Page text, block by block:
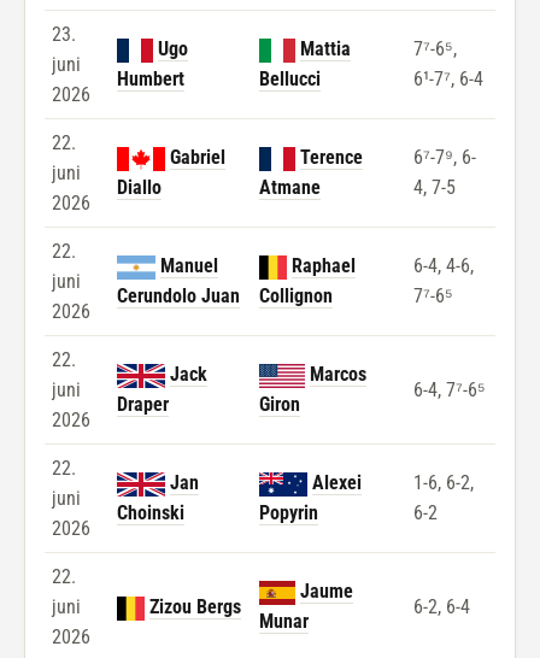
23.
juni
2026
Ugo
Humbert
Mattia
Bellucci
7⁷-6⁵,
6¹-7⁷, 6-4
22.
juni
2026
Gabriel
Diallo
Terence
Atmane
6⁷-7⁹, 6-
4, 7-5
22.
juni
2026
Manuel
Cerundolo Juan
Raphael
Collignon
6-4, 4-6,
7⁷-6⁵
22.
juni
2026
Jack
Draper
Marcos
Giron
6-4, 7⁷-6⁵
22.
juni
2026
Jan
Choinski
Alexei
Popyrin
1-6, 6-2,
6-2
22.
juni
2026
Zizou Bergs
Jaume
Munar
6-2, 6-4